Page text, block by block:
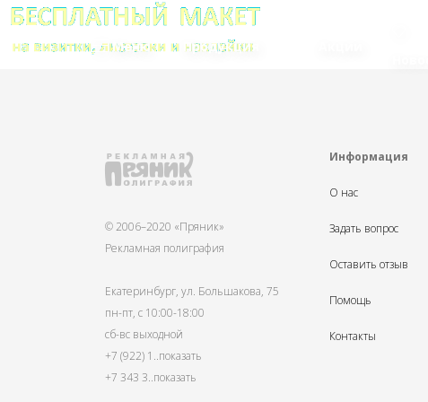
Меню Продукция
© 2006–2020 «Пряник»
Рекламная полиграфия
Екатеринбург, ул. Большакова, 75
пн-пт, с 10:00-18:00
сб-вс выходной
+7 (922) 1 ..показать
+7 343 3..показать
Информация
О нас
Задать вопрос
Оставить отзыв
Помощь
Контакты